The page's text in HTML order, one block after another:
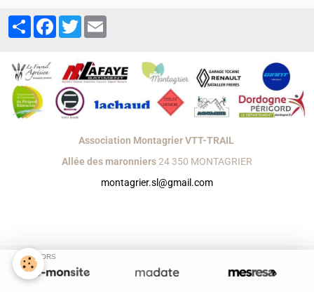
PartagerFacebook
Twitter
Association Montagrier VTT-TRAIL
Allée des maronniers24 350 MONTAGRIER
montagrier.sl@gmail.com
SPONSORS